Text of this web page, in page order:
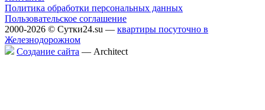
Политика обработки персональных данных
Пользовательское соглашение
2000-2026 © Сутки24.su — квартиры посуточно в
Железнодорожном
Создание сайта — Аrchitect